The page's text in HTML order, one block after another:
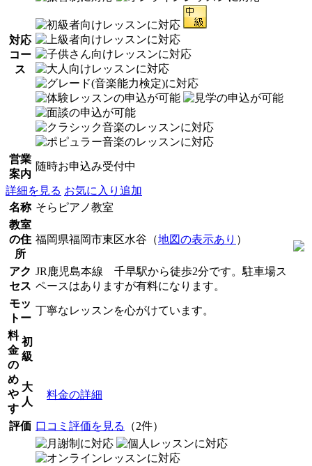
対応
コー
ス
営業
案内
随時お申込み受付中
詳細を見る お気に入り追加
名称 そらピアノ教室
教室
の住
所
福岡県福岡市東区水谷（地図の表示あり ）
アク
セス
JR鹿児島本線 千早駅から徒歩2分です。駐車場ス
ペースはありますが有料になります。
モッ
トー
丁寧なレッスンを心がけています。
料
金
の
め
や
す
初
級
大
人
料金の詳細
評価 口コミ評価を見る （2件）